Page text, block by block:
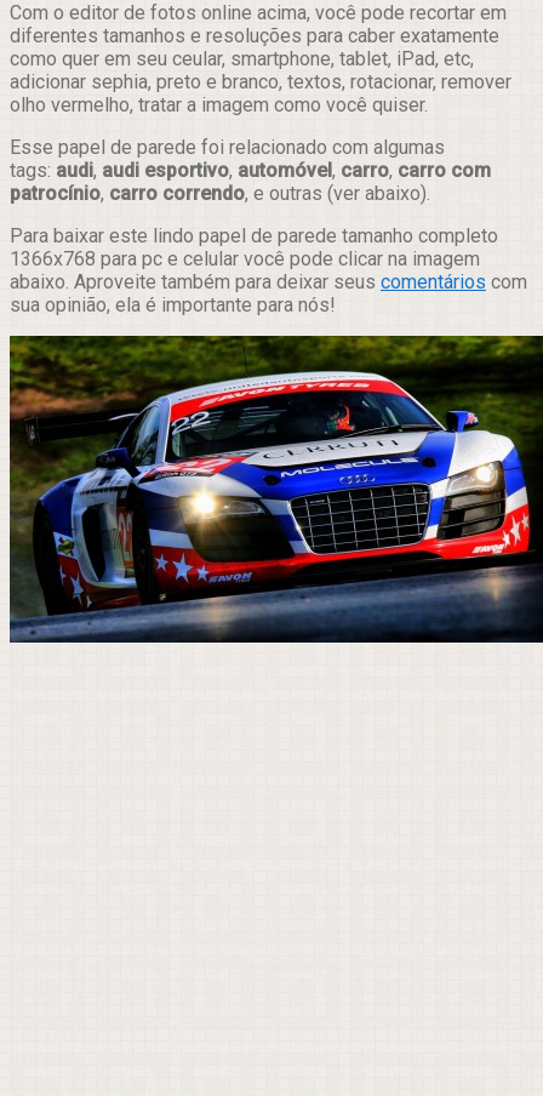
Com o editor de fotos online acima, você pode recortar em
diferentes tamanhos e resoluções para caber exatamente
como quer em seu ceular, smartphone, tablet, iPad, etc,
adicionar sephia, preto e branco, textos, rotacionar, remover
olho vermelho, tratar a imagem como você quiser.
Esse papel de parede foi relacionado com algumas
tags: audi, audi esportivo, automóvel, carro, carro com
patrocínio, carro correndo, e outras (ver abaixo).
Para baixar este lindo papel de parede tamanho completo
1366x768 para pc e celular você pode clicar na imagem
abaixo. Aproveite também para deixar seus comentários com
sua opinião, ela é importante para nós!